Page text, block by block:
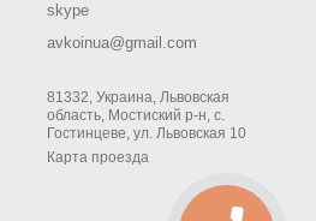
skype
avkoinua@gmail.com
81332, Украина, Львовская
область, Мостиский р-н, с.
Гостинцеве, ул. Львовская 10
Карта проезда